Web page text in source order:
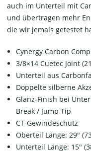
auch im Unterteil mit
und übertragen mehr
die wir jemals getestet
Cynergy Carbon
3/8×14 Cuetec Joint
Unterteil aus
Doppelte silberne
Glanz-Finish bei
Break / Jump Tip
CT-Gewindeschutz
Oberteil Länge: 29"
Unterteil Länge: 15"